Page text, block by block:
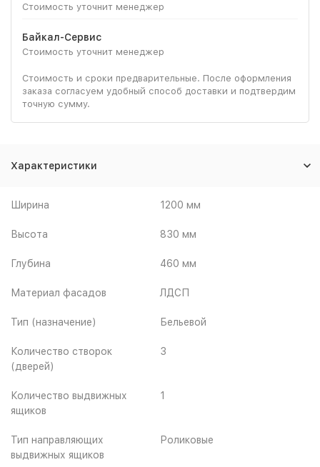
Стоимость уточнит менеджер
Байкал-Сервис
Стоимость уточнит менеджер
Стоимость и сроки предварительные. После оформления
заказа согласуем удобный способ доставки и подтвердим
точную сумму.
Характеристики
Ширина 1200 мм
Высота 830 мм
Глубина 460 мм
Материал фасадов ЛДСП
Тип (назначение) Бельевой
Количество створок
(дверей)
3
Количество выдвижных
ящиков
1
Тип направляющих
выдвижных ящиков
Роликовые